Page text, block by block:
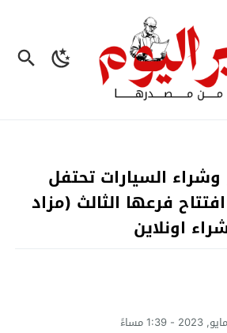
وشراء السيارات تحتفل
فرعها الثالث (مزاد
اونلاين